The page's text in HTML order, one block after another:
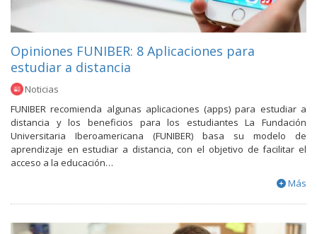
Opiniones FUNIBER: 8 Aplicaciones para
estudiar a distancia
Noticias
FUNIBER recomienda algunas aplicaciones (apps) para estudiar a
distancia y los beneficios para los estudiantes La Fundación
Universitaria Iberoamericana (FUNIBER) basa su modelo de
aprendizaje en estudiar a distancia, con el objetivo de facilitar el
acceso a la educación…
Más